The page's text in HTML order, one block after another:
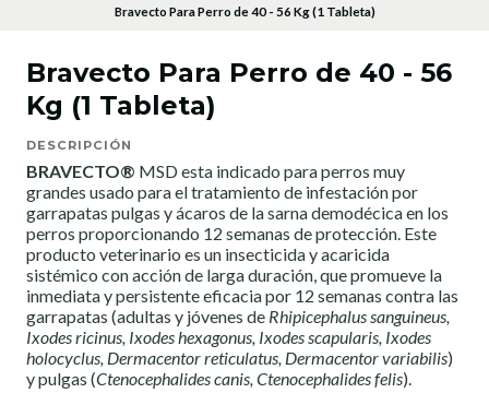
Bravecto Para Perro de 40 - 56 Kg (1 Tableta)
Bravecto Para Perro de 40 - 56
Kg (1 Tableta)
DESCRIPCIÓN
BRAVECTO® MSD esta indicado para perros muy
grandes usado para el tratamiento de infestación por
garrapatas pulgas y ácaros de la sarna demodécica en los
perros proporcionando 12 semanas de protección. Este
producto veterinario es un insecticida y acaricida
sistémico con acción de larga duración, que promueve la
inmediata y persistente eficacia por 12 semanas contra las
garrapatas (adultas y jóvenes de Rhipicephalus sanguineus,
Ixodes ricinus, Ixodes hexagonus, Ixodes scapularis, Ixodes
holocyclus, Dermacentor reticulatus, Dermacentor variabilis)
y pulgas (Ctenocephalides canis, Ctenocephalides felis).